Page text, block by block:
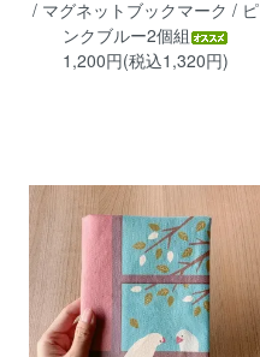
/ マグネットブックマーク / ピ
ンクブルー2個組
1,200円(税込1,320円)